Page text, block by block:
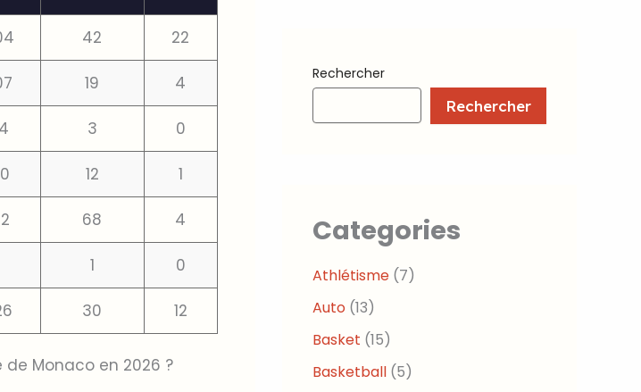
42 22
19 4
3 0
12 1
68 4
1 0
30 12
Monaco en 2026 ?
Rechercher
Rechercher
Categories
Athlétisme (7)
Auto (13)
Basket (15)
Basketball (5)